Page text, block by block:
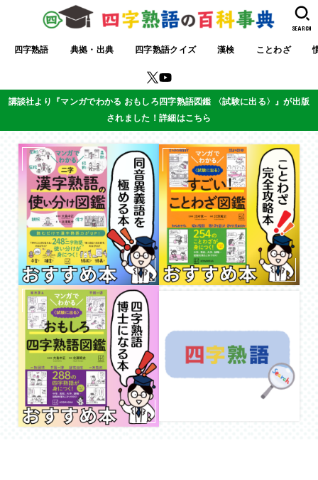
四字熟語 典拠・出典 四字熟語クイズ 漢検 ことわざ
SEARCH
講談社より『マンガでわかる おもしろ四字熟語図鑑 〈試験に出る〉』が出版
されました！詳細はこちら